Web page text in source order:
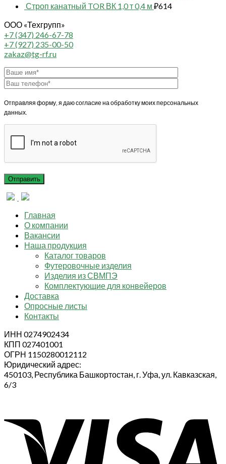
Строп канатный TOR ВК 1,0 т 0,4 м ₽614
ООО «Техгрупп»
+7 (347) 246-67-78
+7 (927) 235-00-50
zakaz@tg-rf.ru
Отправляя форму, я даю согласие на обработку моих персональных
данных.
Главная
О компании
Вакансии
Наша продукция
Каталог товаров
Футеровочные изделия
Изделия из СВМПЭ
Комплектующие для конвейеров
Доставка
Опросные листы
Контакты
ИНН 0274902434
КПП 027401001
ОГРН 1150280012112
Юридический адрес:
450103, Республика Башкортостан, г. Уфа, ул. Кавказская,
6/3